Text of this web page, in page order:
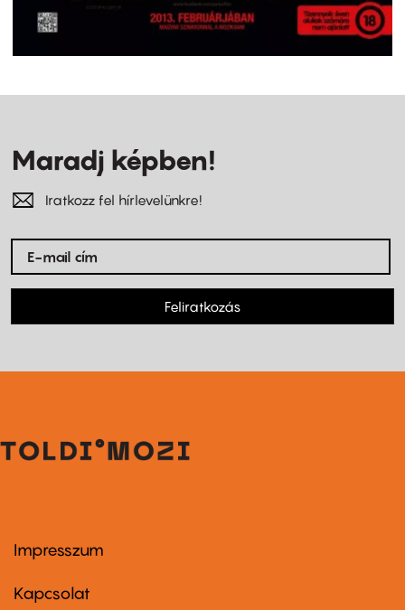
Maradj képben!
Iratkozz fel hírlevelünkre!
Feliratkozás
Footer
first
Impresszum
Kapcsolat